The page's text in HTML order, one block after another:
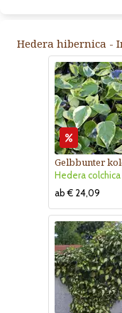
Hedera hibernica -
ab € 24,09